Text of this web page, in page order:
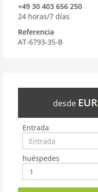
+49 30 403 656 250
24 horas/7 días
Referencia
AT-6793-35-B
desde EUR
Entrada
huéspedes